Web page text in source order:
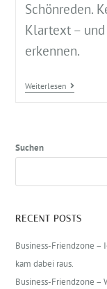
Schönreden.
Klartext – und
erkennen.
Weiterlesen
Suchen
RECENT POSTS
Business-Friendzone –
kam dabei raus.
Business-Friendzone –